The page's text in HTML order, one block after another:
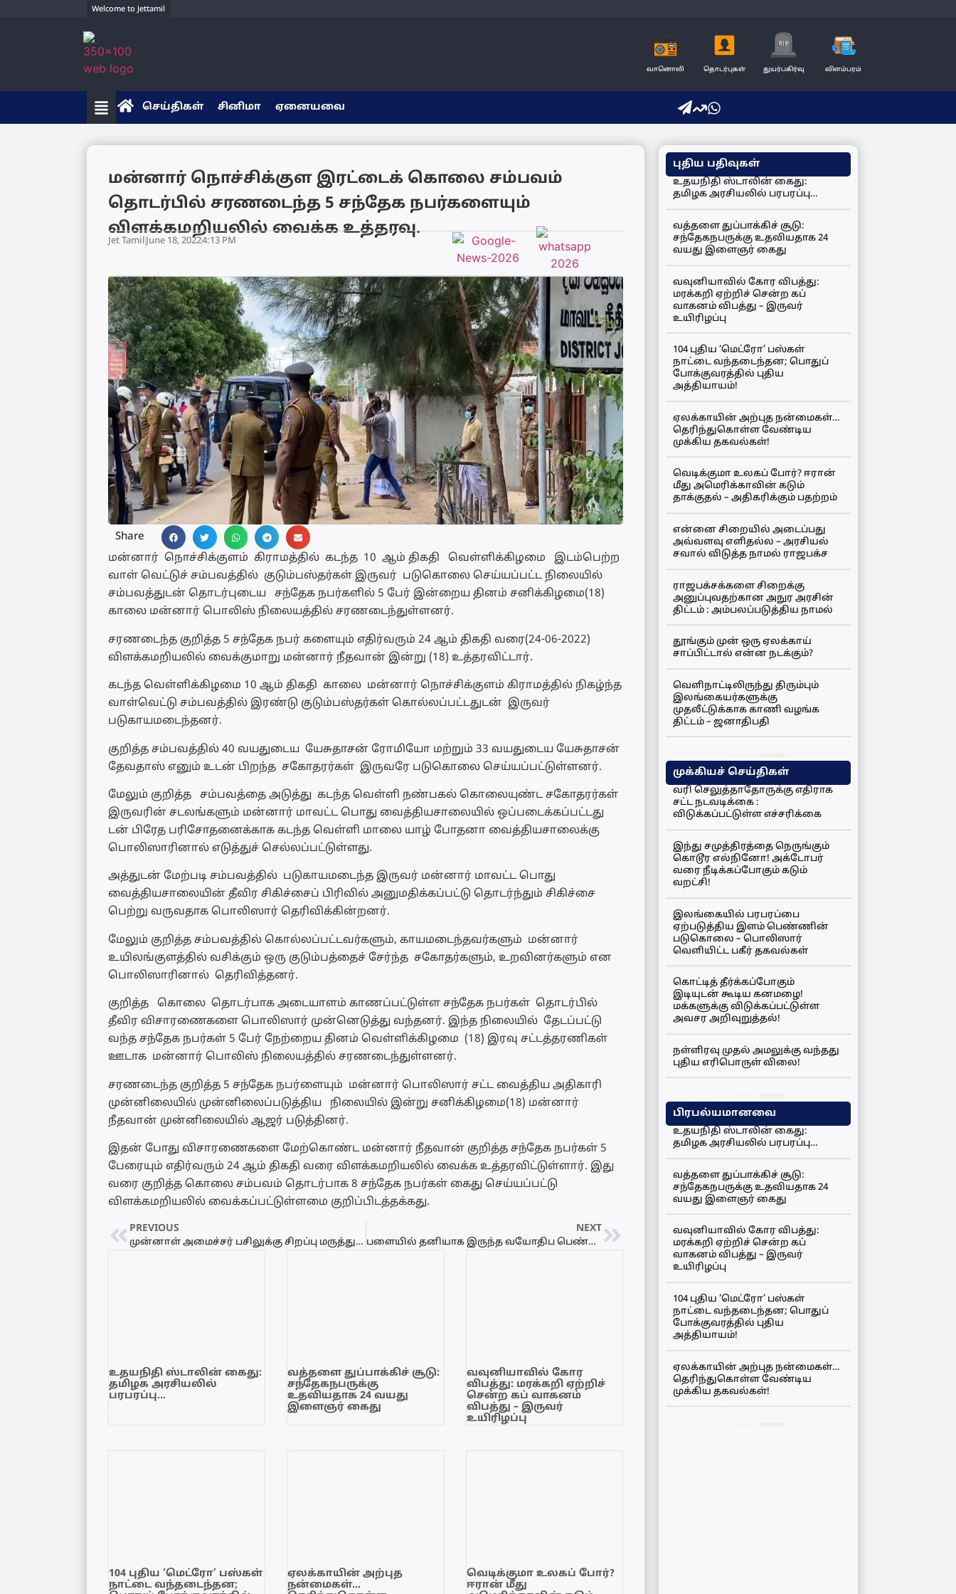
Welcome to Jettamil
வானொலி தொடர்புகள் துயர்பகிர்வு விளம்பரம்
செய்திகள் சினிமா ஏனையவை
மன்னார் நொச்சிக்குள இரட்டைக் கொலை சம்பவம்
தொடர்பில் சரணடைந்த 5 சந்தேக நபர்களையும்
விளக்கமறியலில் வைக்க உத்தரவு.
Jet TamilJune 18, 20224:13 PM
Share
மன்னார் நொச்சிக்குளம் கிராமத்தில் கடந்த 10 ஆம் திகதி வெள்ளிக்கிழமை இடம்பெற்ற
வாள் வெட்டுச் சம்பவத்தில் குடும்பஸ்தர்கள் இருவர் படுகொலை செய்யப்பட்ட நிலையில்
சம்பவத்துடன் தொடர்புடைய சந்தேக நபர்களில் 5 பேர் இன்றைய தினம் சனிக்கிழமை(18)
காலை மன்னார் பொலிஸ் நிலையத்தில் சரணடைந்துள்ளனர்.
சரணடைந்த குறித்த 5 சந்தேக நபர் களையும் எதிர்வரும் 24 ஆம் திகதி வரை(24-06-2022)
விளக்கமறியலில் வைக்குமாறு மன்னார் நீதவான் இன்று (18) உத்தரவிட்டார்.
கடந்த வெள்ளிக்கிழமை 10 ஆம் திகதி காலை மன்னார் நொச்சிக்குளம் கிராமத்தில் நிகழ்ந்த
வாள்வெட்டு சம்பவத்தில் இரண்டு குடும்பஸ்தர்கள் கொல்லப்பட்டதுடன் இருவர்
படுகாயமடைந்தனர்.
குறித்த சம்பவத்தில் 40 வயதுடைய யேசுதாசன் ரோமியோ மற்றும் 33 வயதுடைய யேசுதாசன்
தேவதாஸ் எனும் உடன் பிறந்த சகோதரர்கள் இருவரே படுகொலை செய்யப்பட்டுள்ளனர்.
மேலும் குறித்த சம்பவத்தை அடுத்து கடந்த வெள்ளி நண்பகல் கொலையுண்ட சகோதரர்கள்
இருவரின் சடலங்களும் மன்னார் மாவட்ட பொது வைத்தியசாலையில் ஒப்படைக்கப்பட்டது
டன் பிரேத பரிசோதனைக்காக கடந்த வெள்ளி மாலை யாழ் போதனா வைத்தியசாலைக்கு
பொலிஸாரினால் எடுத்துச் செல்லப்பட்டுள்ளது.
அத்துடன் மேற்படி சம்பவத்தில் படுகாயமடைந்த இருவர் மன்னார் மாவட்ட பொது
வைத்தியசாலையின் தீவிர சிகிச்சைப் பிரிவில் அனுமதிக்கப்பட்டு தொடர்ந்தும் சிகிச்சை
பெற்று வருவதாக பொலிஸார் தெரிவிக்கின்றனர்.
மேலும் குறித்த சம்பவத்தில் கொல்லப்பட்டவர்களும், காயமடைந்தவர்களும் மன்னார்
உயிலங்குளத்தில் வசிக்கும் ஒரு குடும்பத்தைச் சேர்ந்த சகோதர்களும், உறவினர்களும் என
பொலிஸாரினால் தெரிவித்தனர்.
குறித்த கொலை தொடர்பாக அடையாளம் காணப்பட்டுள்ள சந்தேக நபர்கள் தொடர்பில்
தீவிர விசாரணைகளை பொலிஸார் முன்னெடுத்து வந்தனர். இந்த நிலையில் தேடப்பட்டு
வந்த சந்தேக நபர்கள் 5 பேர் நேற்றைய தினம் வெள்ளிக்கிழமை (18) இரவு சட்டத்தரணிகள்
ஊடாக மன்னார் பொலிஸ் நிலையத்தில் சரணடைந்துள்ளனர்.
சரணடைந்த குறித்த 5 சந்தேக நபர்ளையும் மன்னார் பொலிஸார் சட்ட வைத்திய அதிகாரி
முன்னிலையில் முன்னிலைப்படுத்திய நிலையில் இன்று சனிக்கிழமை(18) மன்னார்
நீதவான் முன்னிலையில் ஆஜர் படுத்தினர்.
இதன் போது விசாரணைகளை மேற்கொண்ட மன்னார் நீதவான் குறித்த சந்தேக நபர்கள் 5
பேரையும் எதிர்வரும் 24 ஆம் திகதி வரை விளக்கமறியலில் வைக்க உத்தரவிட்டுள்ளார். இது
வரை குறித்த கொலை சம்பவம் தொடர்பாக 8 சந்தேக நபர்கள் கைது செய்யப்பட்டு
விளக்கமறியலில் வைக்கப்பட்டுள்ளமை குறிப்பிடத்தக்கது.
PREVIOUS
முன்னாள் அமைச்சர் பசிலுக்கு சிறப்பு மருத்துவர்கள் குழு சிகிச்சை
NEXT
பளையில்‌ தனியாக இருந்த வயோதிப பெண்ணிடம் நகை மற்றும் பணம்‌ கொள்ளை!
உதயநிதி ஸ்டாலின் கைது:
தமிழக அரசியலில்
பரபரப்பு…
வத்தளை துப்பாக்கிச் சூடு:
சந்தேகநபருக்கு
உதவியதாக 24 வயது
இளைஞர் கைது
வவுனியாவில் கோர
விபத்து: மரக்கறி ஏற்றிச்
சென்ற கப் வாகனம்
விபத்து – இருவர்
உயிரிழப்பு
104 புதிய ‘மெட்ரோ’ பஸ்கள்
நாட்டை வந்தடைந்தன;
ஏலக்காயின் அற்புத
நன்மைகள்…
வெடிக்குமா உலகப் போர்?
ஈரான் மீது
புதிய பதிவுகள்
உதயநிதி ஸ்டாலின் கைது:
தமிழக அரசியலில் பரபரப்பு…
வத்தளை துப்பாக்கிச் சூடு:
சந்தேகநபருக்கு உதவியதாக 24
வயது இளைஞர் கைது
வவுனியாவில் கோர விபத்து:
மரக்கறி ஏற்றிச் சென்ற கப்
வாகனம் விபத்து – இருவர்
உயிரிழப்பு
104 புதிய ‘மெட்ரோ’ பஸ்கள்
நாட்டை வந்தடைந்தன; பொதுப்
போக்குவரத்தில் புதிய
அத்தியாயம்!
ஏலக்காயின் அற்புத நன்மைகள்…
தெரிந்துகொள்ள வேண்டிய
முக்கிய தகவல்கள்!
வெடிக்குமா உலகப் போர்? ஈரான்
மீது அமெரிக்காவின் கடும்
தாக்குதல் – அதிகரிக்கும் பதற்றம்
என்னை சிறையில் அடைப்பது
அவ்வளவு எளிதல்ல – அரசியல்
சவால் விடுத்த நாமல் ராஜபக்ச
ராஜபக்சக்களை சிறைக்கு
அனுப்புவதற்கான அநுர அரசின்
திட்டம் : அம்பலப்படுத்திய நாமல்
தூங்கும் முன் ஒரு ஏலக்காய்
சாப்பிட்டால் என்ன நடக்கும்?
வெளிநாட்டிலிருந்து திரும்பும்
இலங்கையர்களுக்கு
முதலீட்டுக்காக காணி வழங்க
திட்டம் – ஜனாதிபதி
முக்கியச் செய்திகள்
வரி செலுத்தாதோருக்கு எதிராக
சட்ட நடவடிக்கை :
விடுக்கப்பட்டுள்ள எச்சரிக்கை
இந்து சமுத்திரத்தை நெருங்கும்
கொடூர எல்நினோ! அக்டோபர்
வரை நீடிக்கப்போகும் கடும்
வறட்சி!
இலங்கையில் பரபரப்பை
ஏற்படுத்திய இளம் பெண்ணின்
படுகொலை – பொலிஸார்
வெளியிட்ட பகீர் தகவல்கள்
கொட்டித் தீர்க்கப்போகும்
இடியுடன் கூடிய கனமழை!
மக்களுக்கு விடுக்கப்பட்டுள்ள
அவசர அறிவுறுத்தல்!
நள்ளிரவு முதல் அமலுக்கு வந்தது
புதிய எரிபொருள் விலை!
பிரபல்யமானவை
உதயநிதி ஸ்டாலின் கைது:
தமிழக அரசியலில் பரபரப்பு…
வத்தளை துப்பாக்கிச் சூடு:
சந்தேகநபருக்கு உதவியதாக 24
வயது இளைஞர் கைது
வவுனியாவில் கோர விபத்து:
மரக்கறி ஏற்றிச் சென்ற கப்
வாகனம் விபத்து – இருவர்
உயிரிழப்பு
104 புதிய ‘மெட்ரோ’ பஸ்கள்
நாட்டை வந்தடைந்தன; பொதுப்
போக்குவரத்தில் புதிய
அத்தியாயம்!
ஏலக்காயின் அற்புத நன்மைகள்…
தெரிந்துகொள்ள வேண்டிய
முக்கிய தகவல்கள்!